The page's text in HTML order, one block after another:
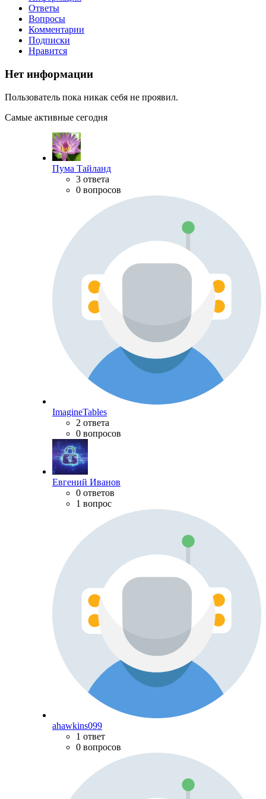
Ответы
Вопросы
Комментарии
Подписки
Нравится
Нет информации
Пользователь пока никак себя не проявил.
Самые активные сегодня
Пума Тайланд
3 ответа
0 вопросов
ImagineTables
2 ответа
0 вопросов
Евгений Иванов
0 ответов
1 вопрос
ahawkins099
1 ответ
0 вопросов